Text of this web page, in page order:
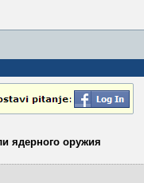
ядерного оружия